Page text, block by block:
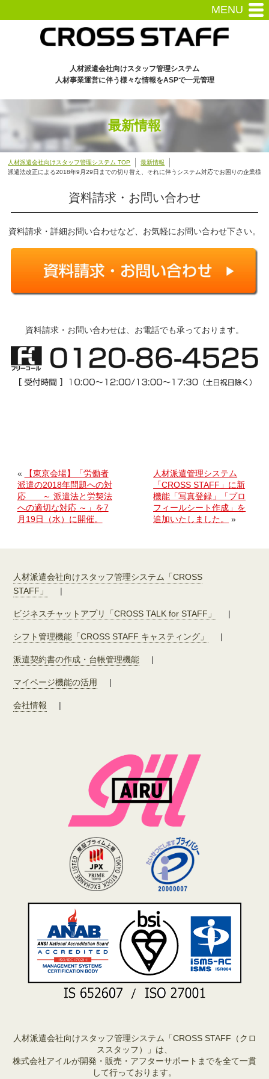
人材派遣会社向けスタッフ管理システム
人材事業運営に伴う様々な情報をASPで一元管理
MENU
最新情報
人材派遣会社向けスタッフ管理システム TOP
最新情報
派遣法改正による2018年9月29日までの切り替え、それに伴うシステム対応でお困りの企業様
資料請求・お問い合わせ
資料請求・詳細お問い合わせなど、お気軽にお問い合わせ下さい。
資料請求・お問い合わせは、お電話でも承っております。
«
【東京会場】「労働者
派遣の2018年問題への対
応 ～ 派遣法と労契法
への適切な対応 ～」を7
月19日（水）に開催。
人材派遣管理システム
「CROSS STAFF」に新
機能「写真登録」「プロ
フィールシート作成」を
追加いたしました。
»
人材派遣会社向けスタッフ管理システム「CROSS
STAFF」
|
ビジネスチャットアプリ「CROSS TALK for STAFF」 |
シフト管理機能「CROSS STAFF キャスティング」 |
派遣契約書の作成・台帳管理機能 |
マイページ機能の活用 |
会社情報 |
人材派遣会社向けスタッフ管理システム「CROSS STAFF（クロ
ススタッフ）」は、
株式会社アイルが開発・販売・アフターサポートまでを全て一貫
して行っております。